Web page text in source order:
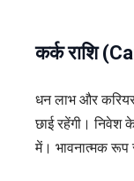
कर्क राशि
धन लाभ और
छाई रहेंगी। निवेश
में। भावनात्मक